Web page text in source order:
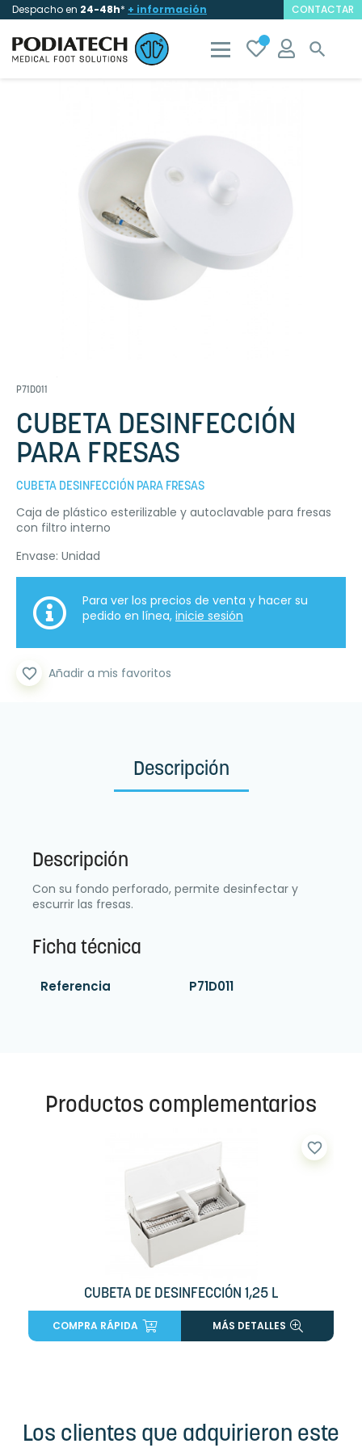
Despacho en 24-48h* + información CONTACTAR

P71D011
CUBETA DESINFECCIÓN
PARA FRESAS
CUBETA DESINFECCIÓN PARA FRESAS
Caja de plástico esterilizable y autoclavable para fresas
con filtro interno
Envase: Unidad
Para ver los precios de venta y hacer su
pedido en línea, inicie sesión
favorite_border Añadir a mis favoritos
Descripción
Descripción
Con su fondo perforado, permite desinfectar y
escurrir las fresas.
Ficha técnica
Referencia P71D011
Productos complementarios
CUBETA DE DESINFECCIÓN 1,25 L
favorite_border
COMPRA RÁPIDA MÁS DETALLES
Los clientes que adquirieron este